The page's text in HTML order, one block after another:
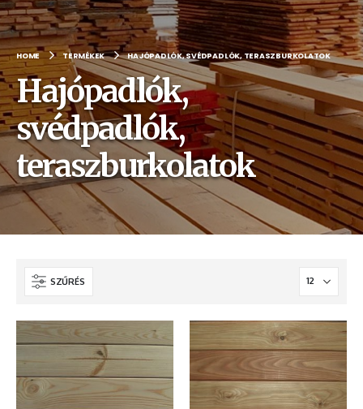
HOME TERMÉKEK HAJÓPADLÓK, SVÉDPADLÓK, TERASZBURKOLATOK
Hajópadlók,
svédpadlók,
teraszburkolatok
SZŰRÉS